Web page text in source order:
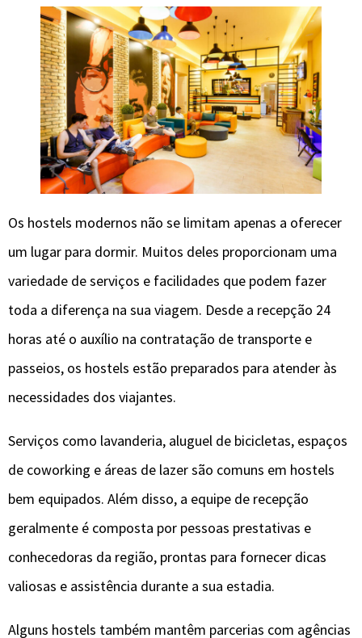
Os hostels modernos não se limitam apenas a oferecer
um lugar para dormir. Muitos deles proporcionam uma
variedade de serviços e facilidades que podem fazer
toda a diferença na sua viagem. Desde a recepção 24
horas até o auxílio na contratação de transporte e
passeios, os hostels estão preparados para atender às
necessidades dos viajantes.
Serviços como lavanderia, aluguel de bicicletas, espaços
de coworking e áreas de lazer são comuns em hostels
bem equipados. Além disso, a equipe de recepção
geralmente é composta por pessoas prestativas e
conhecedoras da região, prontas para fornecer dicas
valiosas e assistência durante a sua estadia.
Alguns hostels também mantêm parcerias com agências